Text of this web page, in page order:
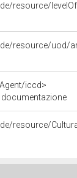
resource/
resource/uod/
iccd>
documentazione
resource/